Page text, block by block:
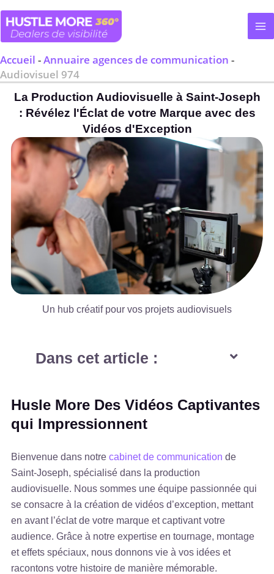
au
contenu
Accueil -Annuaire agences de communication -
Audiovisuel 974
La Production Audiovisuelle à Saint-Joseph
: Révélez l'Éclat de votre Marque avec des
Vidéos d'Exception
Un hub créatif pour vos projets audiovisuels
Dans cet article :
Husle More Des Vidéos Captivantes
qui Impressionnent
Bienvenue dans notrecabinet de communication de
Saint-Joseph, spécialisé dans la production
audiovisuelle. Nous sommes une équipe passionnée qui
se consacre à la création de vidéos d’exception, mettant
en avant l’éclat de votre marque et captivant votre
audience. Grâce à notre expertise en tournage, montage
et effets spéciaux, nous donnons vie à vos idées et
racontons votre histoire de manière mémorable.